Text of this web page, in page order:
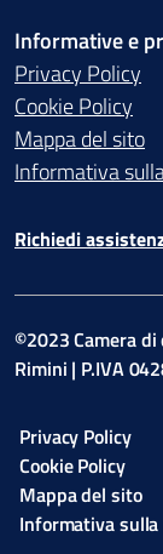
Informative e
Privacy Policy
Cookie Policy
Mappa del sito
Informativa
Richiedi
©2023 Camera di
Rimini | P.IVA
Privacy Policy
Cookie Policy
Mappa del sito
Informativa